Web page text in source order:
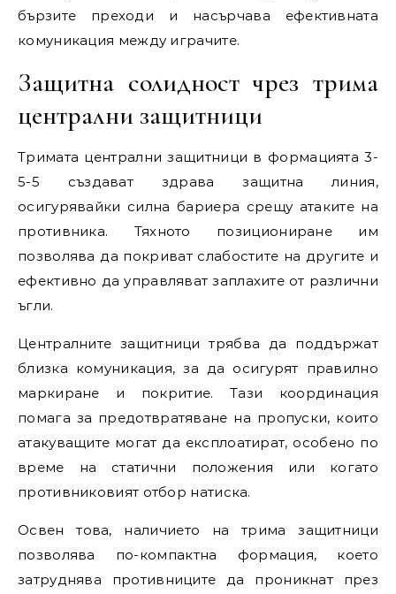
бързите преходи и насърчава ефективната
комуникация между играчите.
Защитна солидност чрез трима
централни защитници
Тримата централни защитници в формацията 3-
5-5 създават здрава защитна линия,
осигурявайки силна бариера срещу атаките на
противника. Тяхното позициониране им
позволява да покриват слабостите на другите и
ефективно да управляват заплахите от различни
ъгли.
Централните защитници трябва да поддържат
близка комуникация, за да осигурят правилно
маркиране и покритие. Тази координация
помага за предотвратяване на пропуски, които
атакуващите могат да експлоатират, особено по
време на статични положения или когато
противниковият отбор натиска.
Освен това, наличието на трима защитници
позволява по-компактна формация, което
затруднява противниците да проникнат през